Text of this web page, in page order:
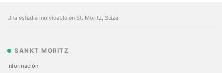
Una estadía inolvidable en St. Moritz, Suiza
SANKT MORITZ
Información